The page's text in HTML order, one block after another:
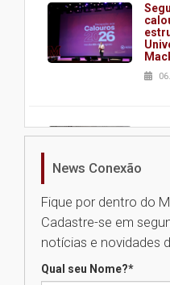
News Conexão
Fique por dentro do
Cadastre-se em
notícias e novidades
Qual seu Nome?*